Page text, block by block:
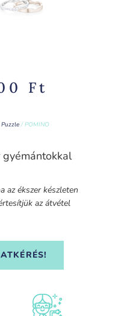
Ft
Puzzle/ POMINO
gyémántokkal
az ékszer készleten
az átvétel